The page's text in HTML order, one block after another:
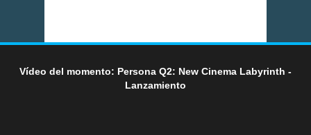
Vídeo del momento: Persona Q2: New Cinema Labyrinth -
Lanzamiento